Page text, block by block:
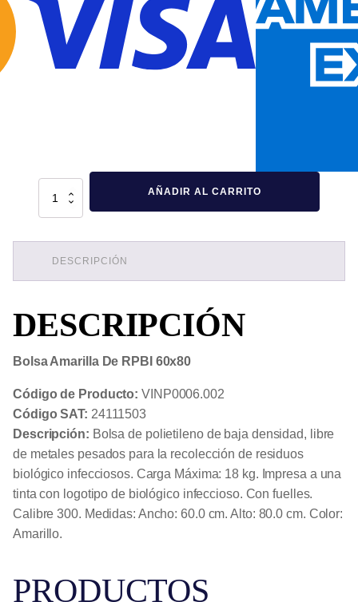
Amarilla
AÑADIR AL CARRITO
DESCRIPCIÓN
DESCRIPCIÓN
Bolsa Amarilla De RPBI 60x80
Código de Producto: VINP0006.002
Código SAT: 24111503
Descripción: Bolsa de polietileno de baja densidad, libre
de metales pesados para la recolección de residuos
biológico infecciosos. Carga Máxima: 18 kg. Impresa a una
tinta con logotipo de biológico infeccioso. Con fuelles.
Calibre 300. Medidas: Ancho: 60.0 cm. Alto: 80.0 cm. Color:
Amarillo.
PRODUCTOS